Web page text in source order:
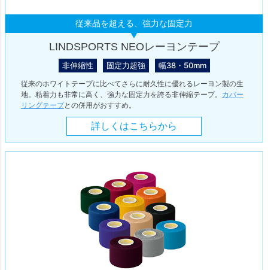
従来品を超える、強力な固定力
LINDSPORTS NEOレーヨンテープ
非伸縮性 固定力超強 幅38・50mm
従来のホワイトテープに比べてさらに耐久性に優れるレーヨン製の生
地。粘着力も非常に高く、強力な固定力を誇る非伸縮テープ。 カバー
リングテープとの併用がおすすめ。
詳しくはこちらから